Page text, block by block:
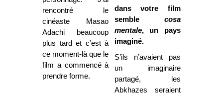
rencontré le
cinéaste Masao
Adachi beaucoup
plus tard et c’est à
ce moment-là que le
film a commencé à
prendre forme.
dans votre film
semble cosa
mentale, un pays
imaginé.
S’ils n’avaient pas
un imaginaire
partagé, les
Abkhazes seraient